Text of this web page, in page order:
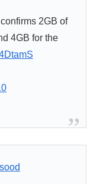
2GB of
4GB for the